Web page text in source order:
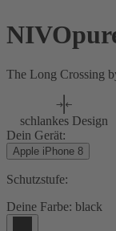
The Long Crossing
schlankes Design
Dein Gerät:
Apple iPhone 8
Schutzstufe:
Deine Farbe: black